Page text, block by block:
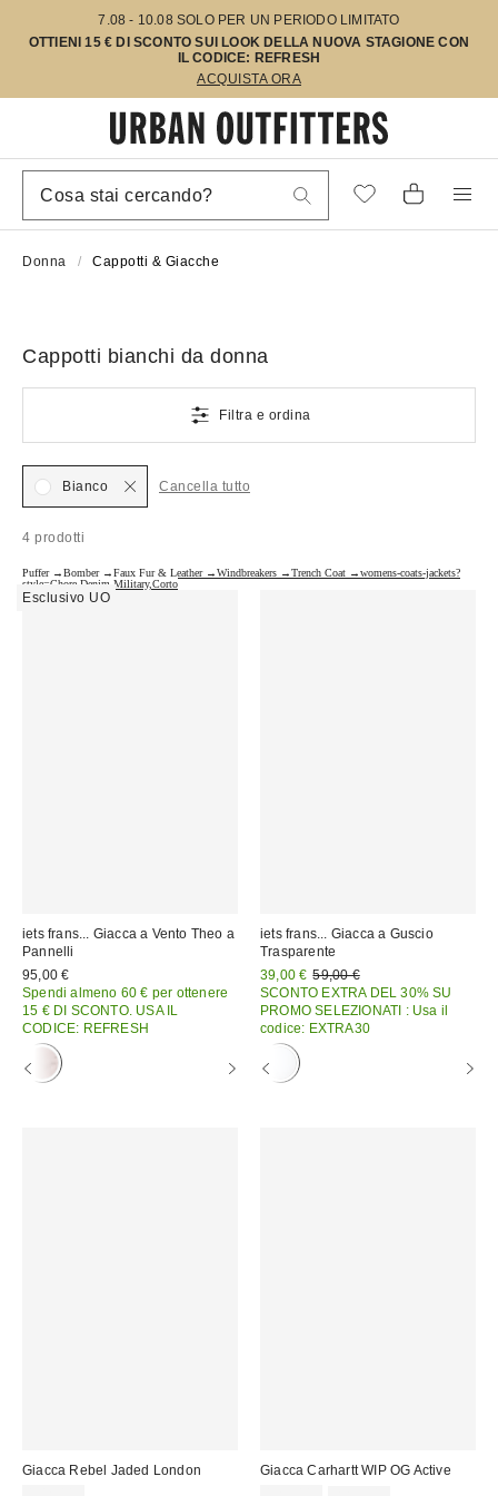
7.08 - 10.08 SOLO PER UN PERIODO LIMITATO
OTTIENI 15 € DI SCONTO SUI LOOK DELLA NUOVA STAGIONE CON
IL CODICE: REFRESH
ACQUISTA ORA
Donna Cappotti & Giacche
Cappotti bianchi da donna
Filtra e ordina
4 prodotti
Bianco Cancella tutto
Puffer →Bomber →Faux Fur & Leather →Windbreakers →Trench Coat →womens-coats-jackets?
style=Chore,Denim,Military,Corto
Esclusivo UO
iets frans... Giacca a Vento Theo a
Pannelli
95,00 €
Spendi almeno 60 € per ottenere
15 € DI SCONTO. USA IL
CODICE: REFRESH
iets frans... Giacca a Guscio
Trasparente
Prezzo
di
vendita:
39,00 € Prezzo
originale:
59,00 €
SCONTO EXTRA DEL 30% SU
PROMO SELEZIONATI : Usa il
codice: EXTRA30
Giacca Rebel Jaded London
Giacca Carhartt WIP OG Active